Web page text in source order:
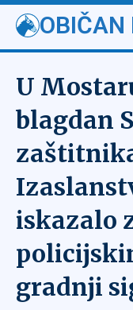
OBIČAN
U
blagdan
iskazalo
gradnji